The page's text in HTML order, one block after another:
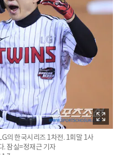
의 한국시리즈 1차전. 1회말 1사
. 잠실=정재근 기자